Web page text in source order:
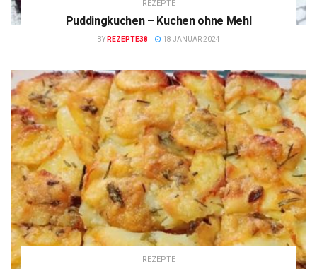
REZEPTE
Puddingkuchen – Kuchen ohne Mehl
BY REZEPTE38 18 JANUAR 2024
REZEPTE